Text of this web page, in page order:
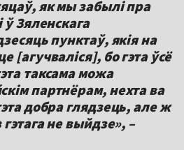
як мы забылі пра
ў Зяленскага
пунктаў, якія на
[агучваліся], бо гэта ўсё
таксама можа
партнёрам, нехта ва
добра глядзець, але ж
гэтага не выйдзе», –